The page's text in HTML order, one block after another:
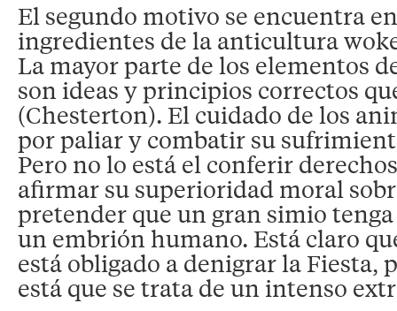
El segundo motivo se encuentra
ingredientes de la anticultura
La mayor parte de los elementos
son ideas y principios correctos
(Chesterton). El cuidado de los
por paliar y combatir su
Pero no lo está el conferir
afirmar su superioridad moral
pretender que un gran simio
un embrión humano. Está claro
está obligado a denigrar la Fiesta,
está que se trata de un intenso